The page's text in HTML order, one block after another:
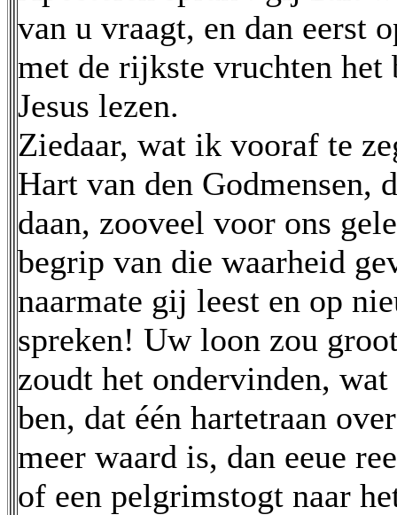
van u vraagt, en dan eerst
met de rijkste vruchten
Jesus lezen.
Ziedaar, wat ik vooraf te
Hart van den Godmensen,
daan, zooveel voor ons
begrip van die waarheid
naarmate gij leest en op
spreken! Uw loon zou
zoudt het ondervinden,
ben, dat één hartetraan
meer waard is, dan eeue
of een pelgrimstogt naar